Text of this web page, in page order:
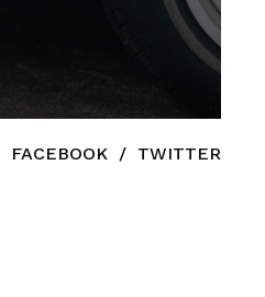
FACEBOOK / TWITTER